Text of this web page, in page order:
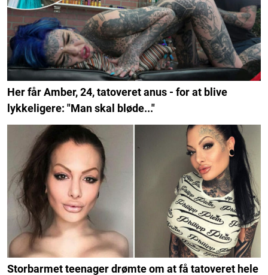
Her får Amber, 24, tatoveret anus - for at blive
lykkeligere: "Man skal bløde..."
Storbarmet teenager drømte om at få tatoveret hele